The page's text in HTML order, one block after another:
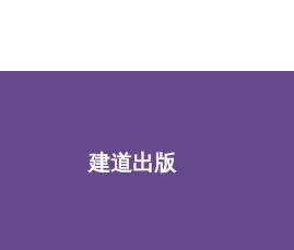
建道出版